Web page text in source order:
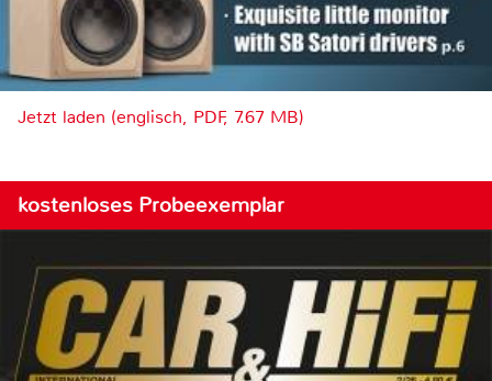
Jetzt laden (englisch, PDF, 7.67 MB)
kostenloses Probeexemplar